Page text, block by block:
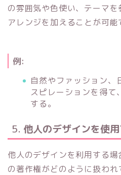
の雰囲気や色使い、テーマ
アレンジを加えることが可能
例:
自然やファッション、
スピレーションを得て
する。
5. 他人のデザインを使
他人のデザインを利用する
の著作権がどのように扱わ